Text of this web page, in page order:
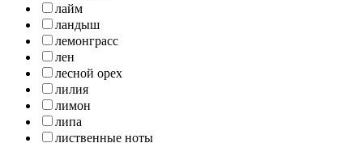
лайм
ландыш
лемонграсс
лен
лесной орех
лилия
лимон
липа
лиственные ноты